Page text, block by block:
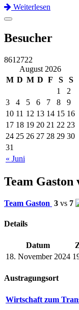
Weiterlesen
Previous
Next
Toggle
Besucher
8612722
August 2026
M D M D F S S
« Juni
1
2
3
4 5 6 7 8
9
10 11 12 13 14 15 16
17 18 19 20 21 22 23
24 25 26 27 28 29 30
31
Team Gaston
Team Gaston 3 vs 7
Details
Datum
18. November 2024
Austragungsort
Wirtschaft zum